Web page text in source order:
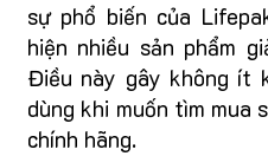
sự phổ biến của
hiện nhiều sản phẩm
Điều này gây không ít
dùng khi muốn tìm mua
chính hãng.